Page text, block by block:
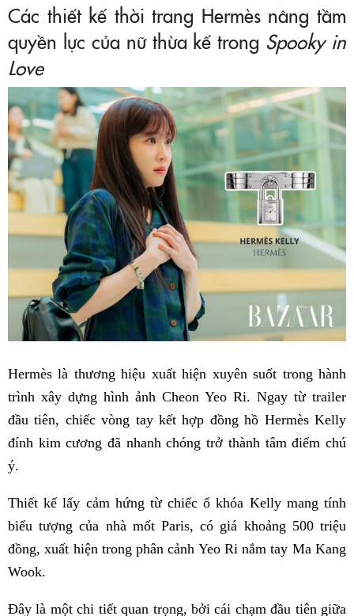
Các thiết kế thời trang Hermès nâng tầm
quyền lực của nữ thừa kế trong Spooky in
Love
Hermès là thương hiệu xuất hiện xuyên suốt trong hành
trình xây dựng hình ảnh Cheon Yeo Ri. Ngay từ trailer
đầu tiên, chiếc vòng tay kết hợp đồng hồ Hermès Kelly
đính kim cương đã nhanh chóng trở thành tâm điểm chú
ý.
Thiết kế lấy cảm hứng từ chiếc ổ khóa Kelly mang tính
biểu tượng của nhà mốt Paris, có giá khoảng 500 triệu
đồng, xuất hiện trong phân cảnh Yeo Ri nắm tay Ma Kang
Wook.
Đây là một chi tiết quan trọng, bởi cái chạm đầu tiên giữa